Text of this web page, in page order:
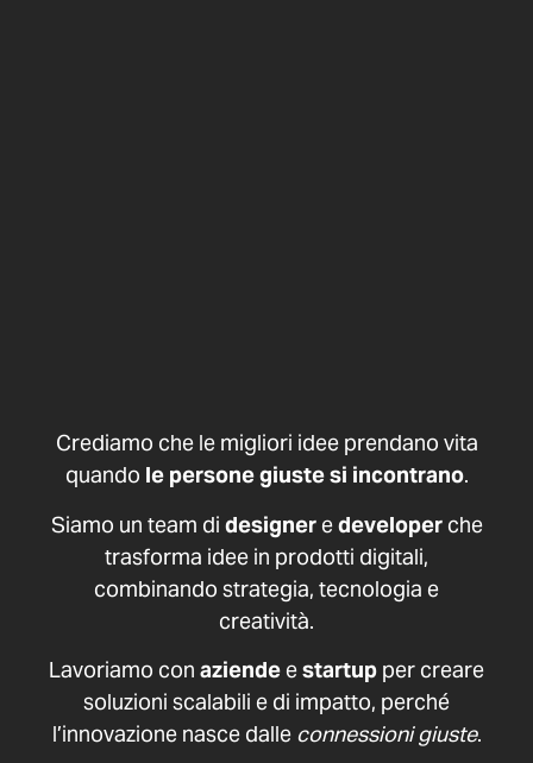
Crediamo che le migliori idee prendano vita
quando le persone giuste si incontrano.
Siamo un team di designeredeveloperche
trasforma idee in prodotti digitali,
combinando strategia, tecnologia e
creatività.
Lavoriamo con aziende estartup per creare
soluzioni scalabili e di impatto, perché
l’innovazione nasce dalle connessioni giuste.